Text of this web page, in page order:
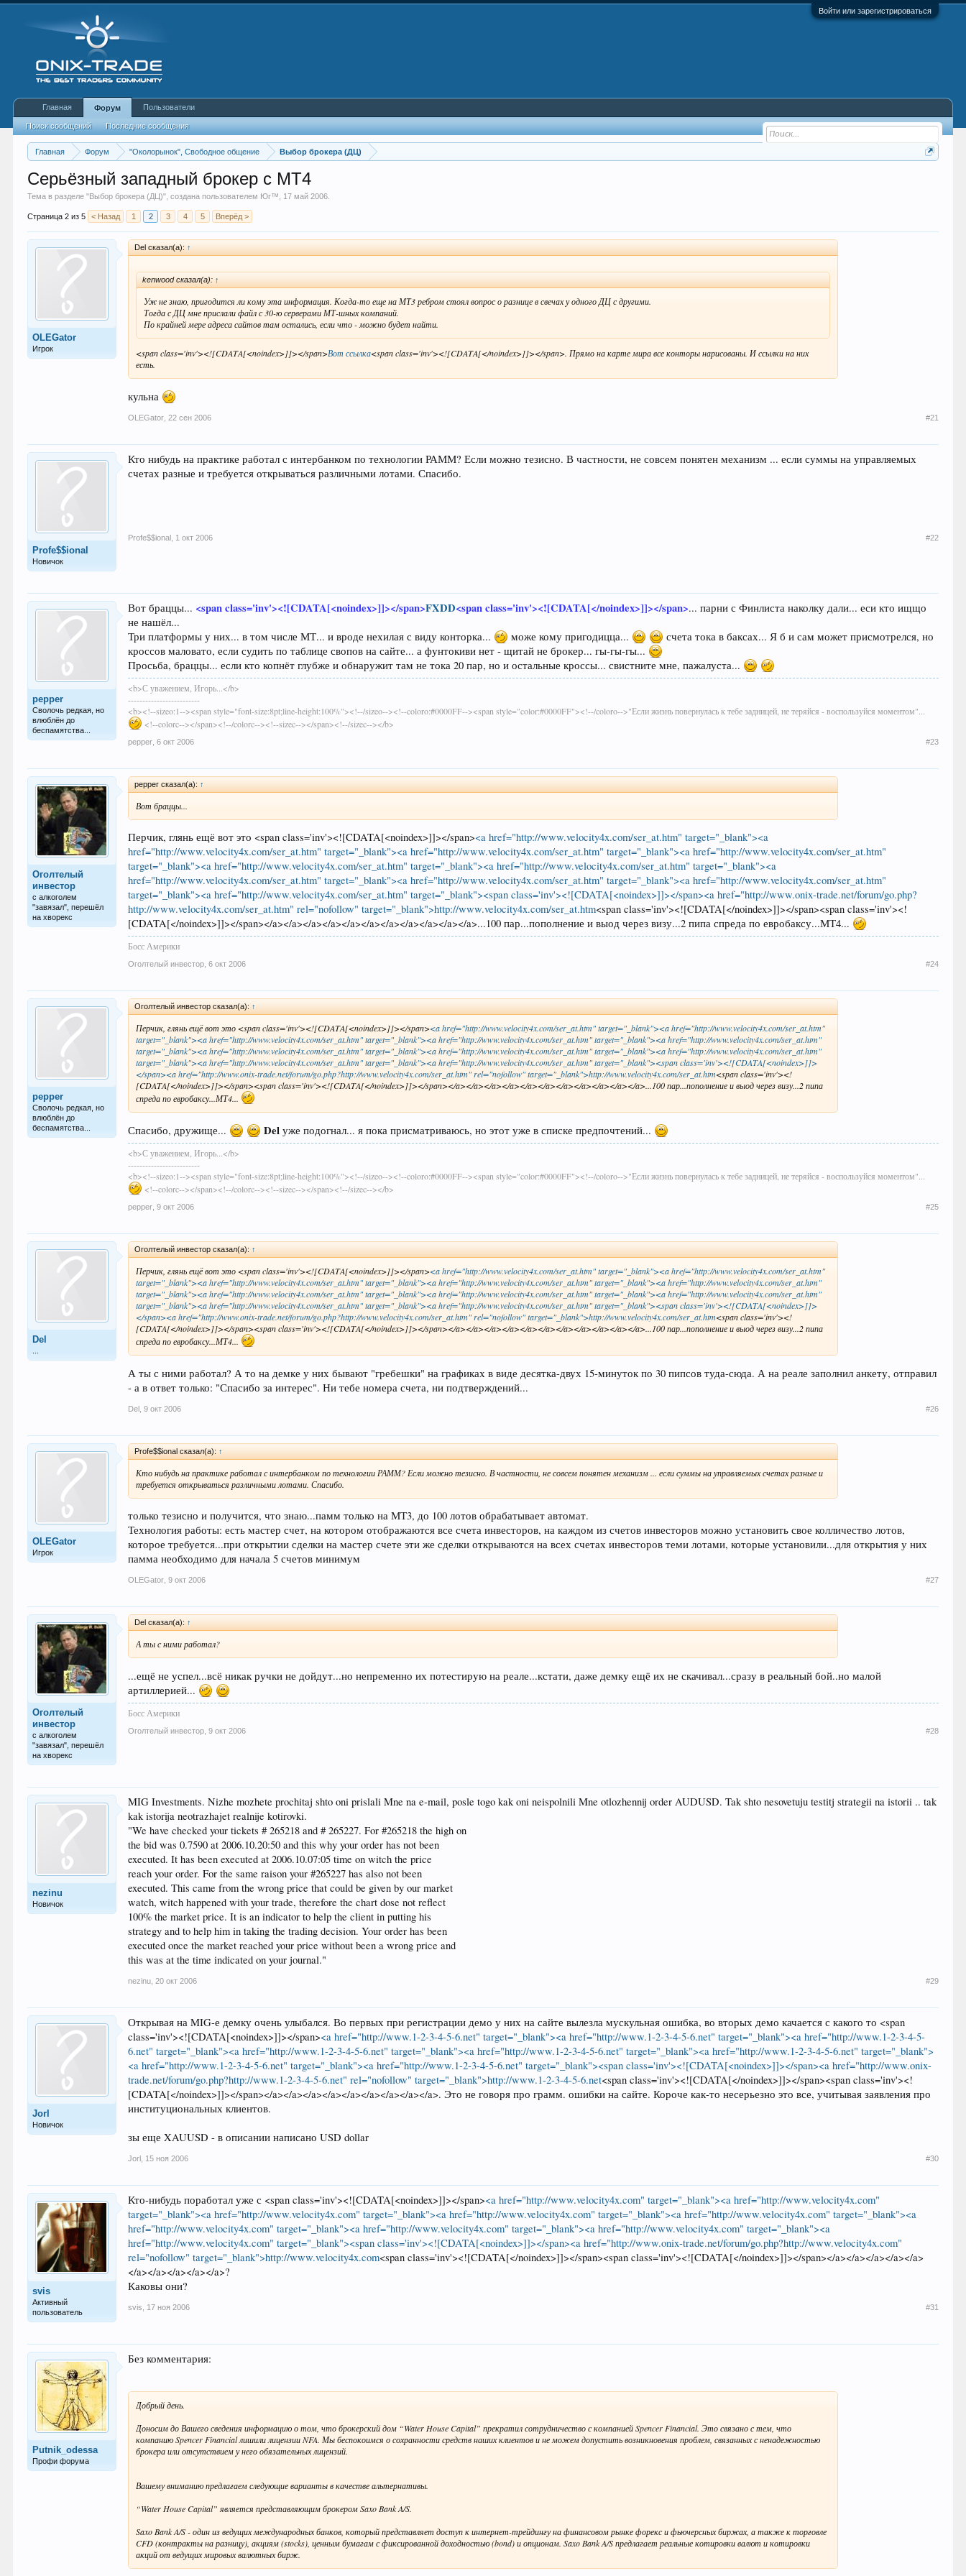
Войти или зарегистрироваться
Главная Форум "Околорынок", Свободное общение Выбор брокера (ДЦ)
Серьёзный западный брокер с МТ4
Тема в разделе "Выбор брокера (ДЦ)", создана пользователем Юг™ 17 май 2006
Страница 2 из 5 < Назад 1 2 3 4 5 Вперёд >
OLEGator
Игрок
Del сказал(а): ↑
kenwood сказал(а): ↑
Уж не знаю, пригодится ли кому эта информация. Когда-то еще на МТ3 ребром стоял вопрос о разнице в свечах у одного ДЦ с другими.
Тогда с ДЦ мне прислали файл с 30-ю серверами МТ-шных компаний.
По крайней мере адреса сайтов там остались, если что - можно будет найти.
<span class='inv'><![CDATA[<noindex>]]></span>Вот ссылка<span class='inv'><![CDATA[</noindex>]]></span>. Прямо на карте мира все конторы нарисованы. И ссылки на них
есть.
кульна
OLEGator 22 сен 2006 #21
Profe$$ional
Новичок
Кто нибудь на практике работал с интербанком по технологии РАММ? Если можно тезисно. В частности, не совсем понятен механизм ... если суммы на управляемых
счетах разные и требуется открываться различными лотами. Спасибо.
Profe$$ional 1 окт 2006 #22
pepper
Сволочь редкая, но
влюблён до
беспамятства...
Вот браццы... <span class='inv'><![CDATA[<noindex>]]></span>FXDD<span class='inv'><![CDATA[</noindex>]]></span>... парни с Финлиста наколку дали... еси кто ищщо
не нашёл...
Три платформы у них... в том числе МТ... и вроде нехилая с виду конторка...
може кому пригодицца...
счета тока в баксах... Я б и сам может присмотрелся, но
кроссов маловато, если судить по таблице свопов на сайте... а фунтокиви нет - щитай не брокер... гы-гы-гы...
Просьба, браццы... если кто копнёт глубже и обнаружит там не тока 20 пар, но и остальные кроссы... свистните мне, пажалуста...
<b>С уважением, Игорь...</b>
-------------------------
<b><!--sizeo:1--><span style="font-size:8pt;line-height:100%"><!--/sizeo--><!--coloro:#0000FF--><span style="color:#0000FF"><!--/coloro-->"Если жизнь повернулась к тебе задницей, не теряйся - воспользуйся моментом"...
<!--colorc--></span><!--/colorc--><!--sizec--></span><!--/sizec--></b>
pepper 6 окт 2006 #23
Оголтелый
инвестoр
с алкоголем
"завязал", перешёл
на хворекс
pepper сказал(а): ↑
Вот браццы...
Перчик, глянь ещё вот это <span class='inv'><![CDATA[<noindex>]]></span><a href="http://www.velocity4x.com/ser_at.htm" target="_blank"><a
href="http://www.velocity4x.com/ser_at.htm" target="_blank"><a href="http://www.velocity4x.com/ser_at.htm" target="_blank"><a href="http://www.velocity4x.com/ser_at.htm"
target="_blank"><a href="http://www.velocity4x.com/ser_at.htm" target="_blank"><a href="http://www.velocity4x.com/ser_at.htm" target="_blank"><a
href="http://www.velocity4x.com/ser_at.htm" target="_blank"><a href="http://www.velocity4x.com/ser_at.htm" target="_blank"><a href="http://www.velocity4x.com/ser_at.htm"
target="_blank"><a href="http://www.velocity4x.com/ser_at.htm" target="_blank"><span class='inv'><![CDATA[<noindex>]]></span><a href="http://www.onix-trade.net/forum/go.php?
http://www.velocity4x.com/ser_at.htm" rel="nofollow" target="_blank">http://www.velocity4x.com/ser_at.htm<span class='inv'><![CDATA[</noindex>]]></span><span class='inv'><!
[CDATA[</noindex>]]></span></a></a></a></a></a></a></a></a></a></a></a>...100 пар...пополнение и выод через визу...2 пипа спреда по евробаксу...МТ4...
Босс Америки
Оголтелый инвестoр 6 окт 2006 #24
pepper
Сволочь редкая, но
влюблён до
беспамятства...
Оголтелый инвестoр сказал(а): ↑
Перчик, глянь ещё вот это <span class='inv'><![CDATA[<noindex>]]></span><a href="http://www.velocity4x.com/ser_at.htm" target="_blank"><a href="http://www.velocity4x.com/ser_at.htm"
target="_blank"><a href="http://www.velocity4x.com/ser_at.htm" target="_blank"><a href="http://www.velocity4x.com/ser_at.htm" target="_blank"><a href="http://www.velocity4x.com/ser_at.htm"
target="_blank"><a href="http://www.velocity4x.com/ser_at.htm" target="_blank"><a href="http://www.velocity4x.com/ser_at.htm" target="_blank"><a href="http://www.velocity4x.com/ser_at.htm"
target="_blank"><a href="http://www.velocity4x.com/ser_at.htm" target="_blank"><a href="http://www.velocity4x.com/ser_at.htm" target="_blank"><span class='inv'><![CDATA[<noindex>]]>
</span><a href="http://www.onix-trade.net/forum/go.php?http://www.velocity4x.com/ser_at.htm" rel="nofollow" target="_blank">http://www.velocity4x.com/ser_at.htm<span class='inv'><!
[CDATA[</noindex>]]></span><span class='inv'><![CDATA[</noindex>]]></span></a></a></a></a></a></a></a></a></a></a></a>...100 пар...пополнение и выод через визу...2 пипа
спреда по евробаксу...МТ4...
Спасибо, дружище... Del уже подогнал... я пока присматриваюсь, но этот уже в списке предпочтений...
<b>С уважением, Игорь...</b>
-------------------------
<b><!--sizeo:1--><span style="font-size:8pt;line-height:100%"><!--/sizeo--><!--coloro:#0000FF--><span style="color:#0000FF"><!--/coloro-->"Если жизнь повернулась к тебе задницей, не теряйся - воспользуйся моментом"...
<!--colorc--></span><!--/colorc--><!--sizec--></span><!--/sizec--></b>
pepper 9 окт 2006 #25
Del
Оголтелый инвестoр сказал(а): ↑
Перчик, глянь ещё вот это <span class='inv'><![CDATA[<noindex>]]></span><a href="http://www.velocity4x.com/ser_at.htm" target="_blank"><a href="http://www.velocity4x.com/ser_at.htm"
target="_blank"><a href="http://www.velocity4x.com/ser_at.htm" target="_blank"><a href="http://www.velocity4x.com/ser_at.htm" target="_blank"><a href="http://www.velocity4x.com/ser_at.htm"
target="_blank"><a href="http://www.velocity4x.com/ser_at.htm" target="_blank"><a href="http://www.velocity4x.com/ser_at.htm" target="_blank"><a href="http://www.velocity4x.com/ser_at.htm"
target="_blank"><a href="http://www.velocity4x.com/ser_at.htm" target="_blank"><a href="http://www.velocity4x.com/ser_at.htm" target="_blank"><span class='inv'><![CDATA[<noindex>]]>
</span><a href="http://www.onix-trade.net/forum/go.php?http://www.velocity4x.com/ser_at.htm" rel="nofollow" target="_blank">http://www.velocity4x.com/ser_at.htm<span class='inv'><!
[CDATA[</noindex>]]></span><span class='inv'><![CDATA[</noindex>]]></span></a></a></a></a></a></a></a></a></a></a></a>...100 пар...пополнение и выод через визу...2 пипа
спреда по евробаксу...МТ4...
А ты с ними работал? А то на демке у них бывают "гребешки" на графиках в виде десятка-двух 15-минуток по 30 пипсов туда-сюда. А на реале заполнил анкету, отправил
- а в ответ только: "Спасибо за интерес". Ни тебе номера счета, ни подтверждений...
Del 9 окт 2006 #26
OLEGator
Игрок
Profe$$ional сказал(а): ↑
Кто нибудь на практике работал с интербанком по технологии РАММ? Если можно тезисно. В частности, не совсем понятен механизм ... если суммы на управляемых счетах разные и
требуется открываться различными лотами. Спасибо.
только тезисно и получится, что знаю...памм только на МТ3, до 100 лотов обрабатывает автомат.
Технология работы: есть мастер счет, на котором отображаются все счета инвесторов, на каждом из счетов инвесторов можно установить свое колличество лотов,
которое требуется...при открытии сделки на мастер счете эти же сделки открываются на всех счетах инвесторов теми лотами, которые установили...для открытия у них
памма необходимо для начала 5 счетов минимум
OLEGator 9 окт 2006 #27
Оголтелый
инвестoр
с алкоголем
"завязал", перешёл
на хворекс
Del сказал(а): ↑
А ты с ними работал?
...ещё не успел...всё никак ручки не дойдут...но непременно их потестирую на реале...кстати, даже демку ещё их не скачивал...сразу в реальный бой..но малой
артиллерией...
Босс Америки
Оголтелый инвестoр 9 окт 2006 #28
nezinu
Новичок
MIG Investments. Nizhe mozhete prochitaj shto oni prislali Mne na e-mail, posle togo kak oni neispolnili Mne otlozhennij order AUDUSD. Tak shto nesovetuju testitj strategii na istorii .. tak
kak istorija neotrazhajet realnije kotirovki.
"We have checked your tickets # 265218 and # 265227. For #265218 the high on
the bid was 0.7590 at 2006.10.20:50 and this why your order has not been
executed. It has been executed at 2006.10.07:05 time on witch the price
reach your order. For the same raison your #265227 has also not been
executed. This came from the wrong price that could be given by our market
watch, witch happened with your trade, therefore the chart dose not reflect
100% the market price. It is an indicator to help the client in putting his
strategy and to help him in taking the trading decision. Your order has been
executed once the market reached your price without been a wrong price and
this was at the time indicated on your journal."
nezinu 20 окт 2006 #29
Jorl
Новичок
Открывая на MIG-е демку очень улыбался. Во первых при регистрации демо у них на сайте вылезла мускульная ошибка, во вторых демо качается с какого то <span
class='inv'><![CDATA[<noindex>]]></span><a href="http://www.1-2-3-4-5-6.net" target="_blank"><a href="http://www.1-2-3-4-5-6.net" target="_blank"><a href="http://www.1-2-3-4-5-
6.net" target="_blank"><a href="http://www.1-2-3-4-5-6.net" target="_blank"><a href="http://www.1-2-3-4-5-6.net" target="_blank"><a href="http://www.1-2-3-4-5-6.net" target="_blank">
<a href="http://www.1-2-3-4-5-6.net" target="_blank"><a href="http://www.1-2-3-4-5-6.net" target="_blank"><span class='inv'><![CDATA[<noindex>]]></span><a href="http://www.onix-
trade.net/forum/go.php?http://www.1-2-3-4-5-6.net" rel="nofollow" target="_blank">http://www.1-2-3-4-5-6.net<span class='inv'><![CDATA[</noindex>]]></span><span class='inv'><!
[CDATA[</noindex>]]></span></a></a></a></a></a></a></a></a></a>. Это не говоря про грамм. ошибки на сайте. Короче как-то несерьезно это все, учитывая заявления про
институциональных клиентов.
зы еще XAUUSD - в описании написано USD dollar
Jorl 15 ноя 2006 #30
svis
Активный
пользователь
Кто-нибудь поработал уже с <span class='inv'><![CDATA[<noindex>]]></span><a href="http://www.velocity4x.com" target="_blank"><a href="http://www.velocity4x.com"
target="_blank"><a href="http://www.velocity4x.com" target="_blank"><a href="http://www.velocity4x.com" target="_blank"><a href="http://www.velocity4x.com" target="_blank"><a
href="http://www.velocity4x.com" target="_blank"><a href="http://www.velocity4x.com" target="_blank"><a href="http://www.velocity4x.com" target="_blank"><a
href="http://www.velocity4x.com" target="_blank"><span class='inv'><![CDATA[<noindex>]]></span><a href="http://www.onix-trade.net/forum/go.php?http://www.velocity4x.com"
rel="nofollow" target="_blank">http://www.velocity4x.com<span class='inv'><![CDATA[</noindex>]]></span><span class='inv'><![CDATA[</noindex>]]></span></a></a></a></a></a>
</a></a></a></a></a>?
Каковы они?
svis 17 ноя 2006 #31
Putnik_odessa
Профи форума
Без комментария:
Добрый день.
Доносим до Вашего сведения информацию о том, что брокерский дом “Water House Capital” прекратил сотрудничество с компанией Spencer Financial. Это связано с тем, что
компанию Spencer Financial лишили лицензии NFA. Мы беспокоимся о сохранности средств наших клиентов и не можем допустить возникновения проблем, связанных с ненадежностью
брокера или отсутствием у него обязательных лицензий.
Вашему вниманию предлагаем следующие варианты в качестве альтернативы.
“Water House Capital” является представляющим брокером Saxo Bank A/S.
Saxo Bank A/S - один из ведущих международных банков, который представляет доступ к интернет-трейдингу на финансовом рынке форекс и фьючерсных биржах, а также к торговле
CFD (контракты на разницу), акциям (stocks), ценным бумагам с фиксированной доходностью (bond) и опционам. Saxo Bank A/S предлагает реальные котировки валют и котировки
акций от ведущих мировых валютных бирж.
Главная Форум
Поиск сообщений Последние сообщения
Пользователи